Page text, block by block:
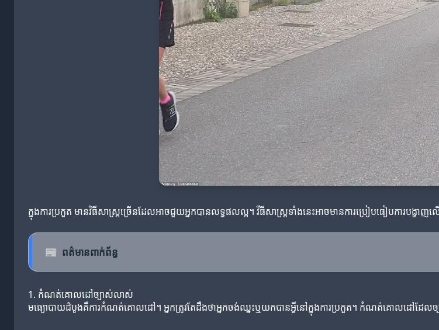
ក្នុងការប្រកួត មានវិធីសាស្ត្រច្រើនដែលអាចជួយអ្នកបានលទ្ធផលល្អ។ វីធីសាស្ត្រទាំងនេះអាចមានការប្រៀបធៀបការបង្
📰 ពត៌មានពាក់ព័ន្ធ
1. កំណត់គោលដៅច្បាស់លាស់
មធ្យោបាយដំបូងគឺការកំណត់គោលដៅ។ អ្នកត្រូវតែដឹងថាអ្នកចង់ឈ្នះឬយកបានអ្វីនៅក្នុងការប្រកួត។ កំណត់គោលដៅដែលច្ប